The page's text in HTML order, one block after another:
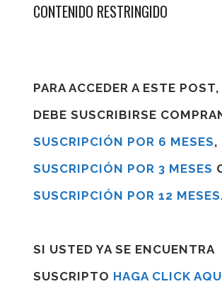
CONTENIDO RESTRINGIDO
PARA ACCEDER A ESTE
DEBE SUSCRIBIRSE
SUSCRIPCIÓN POR 6 MESES,
SUSCRIPCIÓN POR 3 MESES
SUSCRIPCIÓN POR 12 MESES
SI USTED YA SE ENCUENTRA
SUSCRIPTO HAGA CLICK